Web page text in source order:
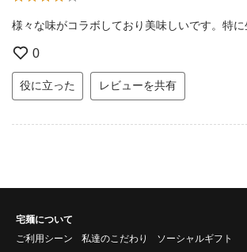
様々な味がコラボしており美味しいです。特に
0
役に立った レビューを共有
宅麺について
ご利用シーン
私達のこだわり ソーシャルギフト